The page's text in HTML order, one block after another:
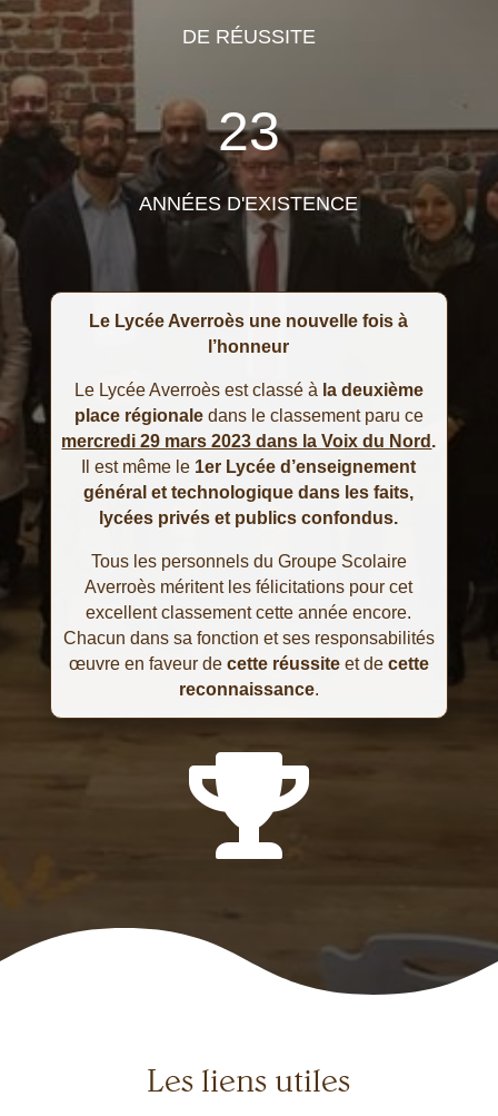
DE RÉUSSITE
23
ANNÉES D'EXISTENCE
Le Lycée Averroès une nouvelle fois à
l’honneur
Le Lycée Averroès est classé à la deuxième
place régionaledans le classement paru ce
mercredi 29 mars 2023 dans la Voix du Nord .
Il est même le 1er Lycée d’enseignement
général et technologique dans les faits,
lycées privés et publics confondus.
Tous les personnels du Groupe Scolaire
Averroès méritent les félicitations pour cet
excellent classement cette année encore.
Chacun dans sa fonction et ses responsabilités
œuvre en faveur de cette réussiteet de cette
reconnaissance.

Les liens utiles